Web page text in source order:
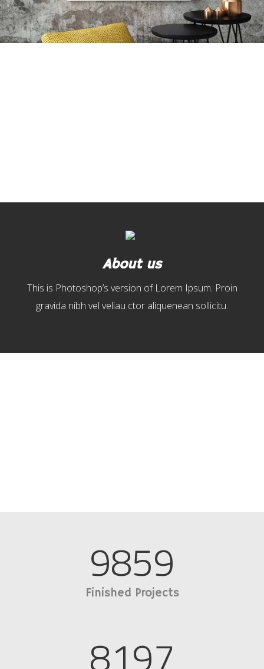
About us
This is Photoshop’s version of Lorem Ipsum. Proin
gravida nibh vel veliau ctor aliquenean sollicitu.
9859
Finished Projects
8197